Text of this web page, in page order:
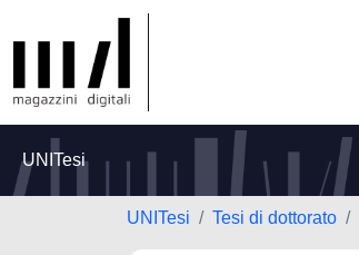
UNITesi
UNITesi Tesi di dottorato